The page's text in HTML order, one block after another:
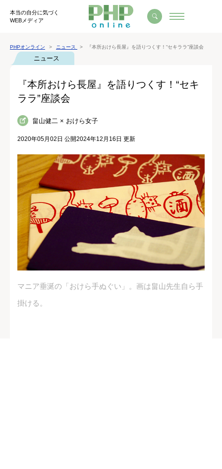
本当の自分に気づく
WEBメディア
PHPオンライン ニュース 『本所おけら長屋』を語りつくす！“セキララ”座談会
ニュース
『本所おけら長屋』を語りつくす！“セキ
ララ”座談会
畠山健二 × おけら女子
2020年05月02日 公開2024年12月16日 更新
マニア垂涎の「おけら手ぬぐい」。画は畠山先生自ら手
掛ける。